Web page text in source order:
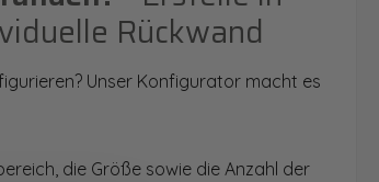
Rückwand
Unser Konfigurator macht es
die Größe sowie die Anzahl der